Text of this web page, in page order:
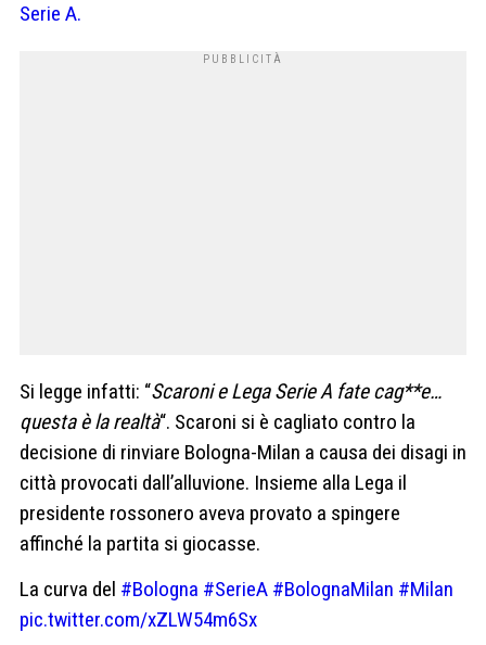
Serie A.
Si legge infatti: “Scaroni e Lega Serie A fate cag**e…
questa è la realtà“. Scaroni si è cagliato contro la
decisione di rinviare Bologna-Milan a causa dei disagi in
città provocati dall’alluvione. Insieme alla Lega il
presidente rossonero aveva provato a spingere
affinché la partita si giocasse.
La curva del #Bologna #SerieA #BolognaMilan #Milan
pic.twitter.com/xZLW54m6Sx